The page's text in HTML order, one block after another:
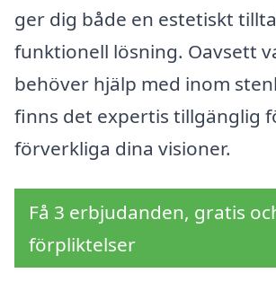
ger dig både en estetiskt
funktionell lösning. Oavsett
behöver hjälp med inom
finns det expertis tillgänglig
förverkliga dina visioner.
Få 3 erbjudanden, gratis
förpliktelser